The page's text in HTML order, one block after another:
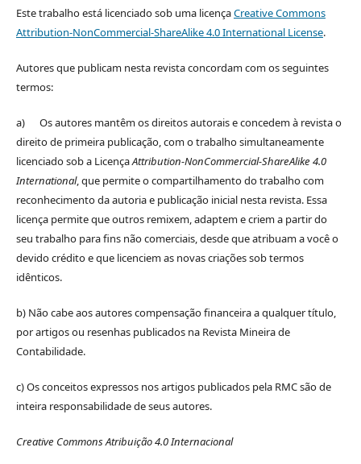
Este trabalho está licenciado sob uma licençaCreative Commons
Attribution-NonCommercial-ShareAlike 4.0 International License.
Autores que publicam nesta revista concordam com os seguintes
termos:
a) Os autores mantêm os direitos autorais e concedem à revista o
direito de primeira publicação, com o trabalho simultaneamente
licenciado sob a LicençaAttribution-NonCommercial-ShareAlike 4.0
International, que permite o compartilhamento do trabalho com
reconhecimento da autoria e publicação inicial nesta revista. Essa
licença permite que outros remixem, adaptem e criem a partir do
seu trabalho para fins não comerciais, desde que atribuam a você o
devido crédito e que licenciem as novas criações sob termos
idênticos.
b) Não cabe aos autores compensação financeira a qualquer título,
por artigos ou resenhas publicados na Revista Mineira de
Contabilidade.
c) Os conceitos expressos nos artigos publicados pela RMC são de
inteira responsabilidade de seus autores.
Creative Commons Atribuição 4.0 Internacional